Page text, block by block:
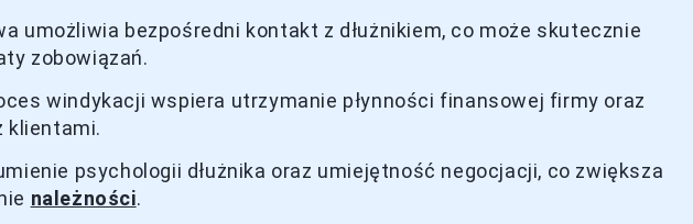
umożliwia bezpośredni kontakt z dłużnikiem, co może skutecznie
zobowiązań.
windykacji wspiera utrzymanie płynności finansowej firmy oraz
klientami.
psychologii dłużnika oraz umiejętność negocjacji, co zwiększa
należności.